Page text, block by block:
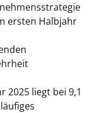
ersten Halbjahr
2025 liegt bei 9,1